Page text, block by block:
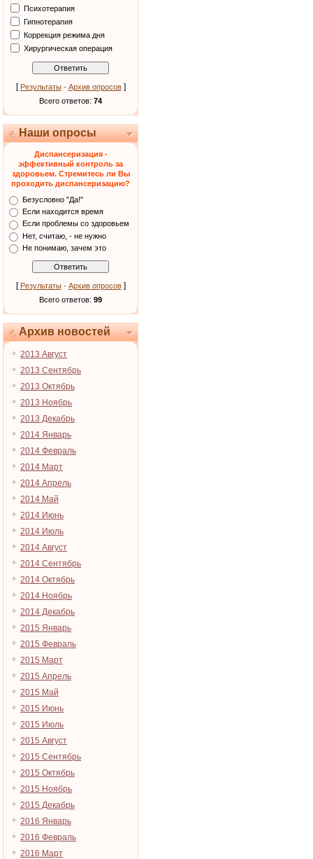
Психотерапия
Гипнотерапия
Коррекция режима дня
Хирургическая операция
[ Результаты· Архив опросов]
Всего ответов: 74
Наши опросы
Диспансеризация -
эффективный контроль за
здоровьем. Стремитесь ли Вы
проходить диспансеризацию?
Безусловно "Да!"
Если находится время
Если проблемы со здоровьем
Нет, считаю, - не нужно
Не понимаю, зачем это
[ Результаты· Архив опросов]
Всего ответов: 99
Архив новостей
2013 Август
2013 Сентябрь
2013 Октябрь
2013 Ноябрь
2013 Декабрь
2014 Январь
2014 Февраль
2014 Март
2014 Апрель
2014 Май
2014 Июнь
2014 Июль
2014 Август
2014 Сентябрь
2014 Октябрь
2014 Ноябрь
2014 Декабрь
2015 Январь
2015 Февраль
2015 Март
2015 Апрель
2015 Май
2015 Июнь
2015 Июль
2015 Август
2015 Сентябрь
2015 Октябрь
2015 Ноябрь
2015 Декабрь
2016 Январь
2016 Февраль
2016 Март